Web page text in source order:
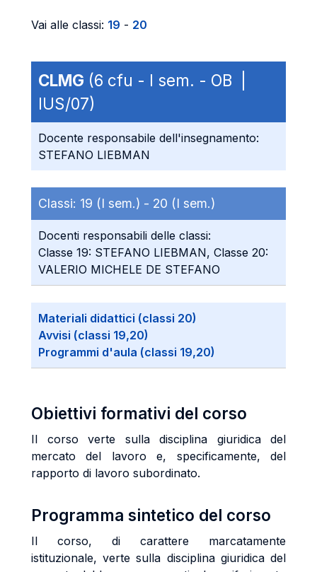
Vai alle classi: 19 - 20
CLMG (6 cfu - I sem. - OB |
IUS/07)
Docente responsabile dell'insegnamento:
STEFANO LIEBMAN
Classi: 19 (I sem.) - 20 (I sem.)
Docenti responsabili delle classi:
Classe 19: STEFANO LIEBMAN, Classe 20:
VALERIO MICHELE DE STEFANO
Materiali didattici (classi 20)
Avvisi (classi 19,20)
Programmi d'aula (classi 19,20)
Obiettivi formativi del corso
Il corso verte sulla disciplina giuridica del
mercato del lavoro e, specificamente, del
rapporto di lavoro subordinato.
Programma sintetico del corso
Il corso, di carattere marcatamente
istituzionale, verte sulla disciplina giuridica del